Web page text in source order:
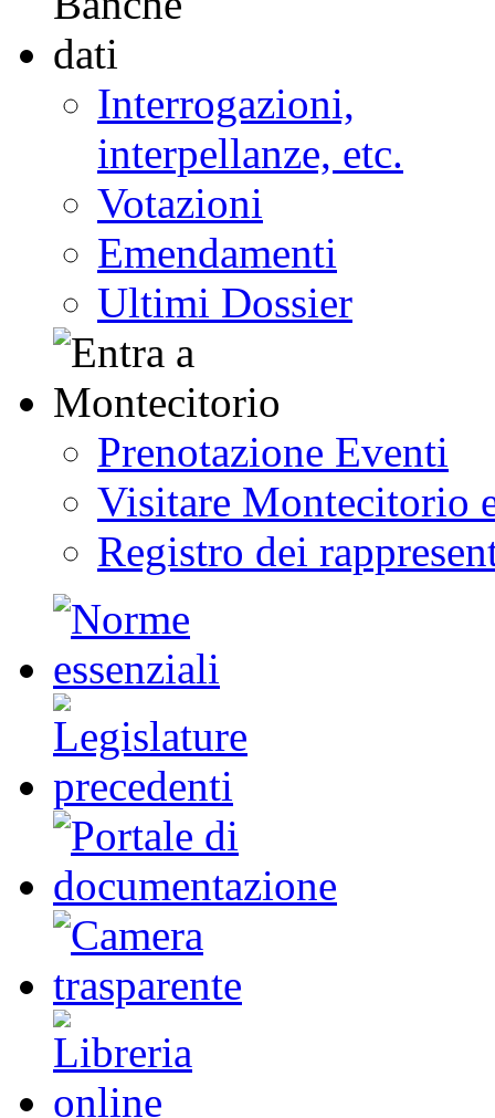
Interrogazioni,
interpellanze, etc.
Votazioni
Emendamenti
Ultimi Dossier
Prenotazione Eventi
Visitare Montecitorio
Registro dei